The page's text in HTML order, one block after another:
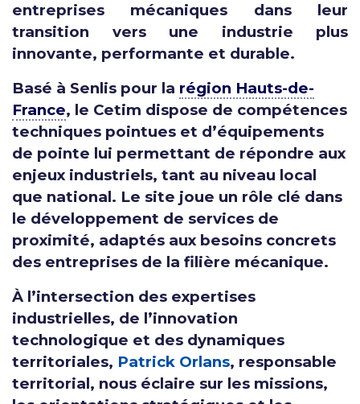
entreprises mécaniques dans leur
transition vers une industrie plus
innovante, performante et durable.
Basé à Senlis pour la région Hauts-de-
France, le Cetim dispose de compétences
techniques pointues et d’équipements
de pointe lui permettant de répondre aux
enjeux industriels, tant au niveau local
que national. Le site joue un rôle clé dans
le développement de services de
proximité, adaptés aux besoins concrets
des entreprises de la filière mécanique.
À l’intersection des expertises
industrielles, de l’innovation
technologique et des dynamiques
territoriales, Patrick Orlans, responsable
territorial, nous éclaire sur les missions,